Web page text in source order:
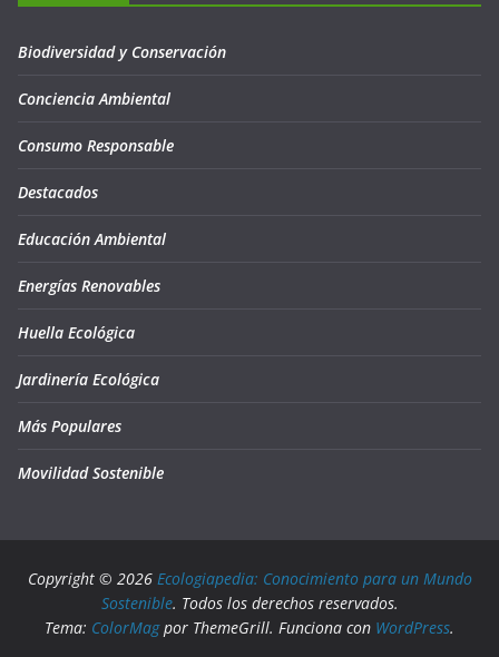
Biodiversidad y Conservación
Conciencia Ambiental
Consumo Responsable
Destacados
Educación Ambiental
Energías Renovables
Huella Ecológica
Jardinería Ecológica
Más Populares
Movilidad Sostenible
Copyright © 2026 Ecologiapedia: Conocimiento para un Mundo
Sostenible. Todos los derechos reservados.
Tema: ColorMagpor ThemeGrill. Funciona con WordPress.